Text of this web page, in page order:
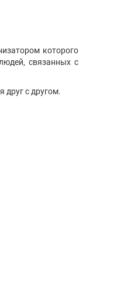
которого
связанных с
друг с другом.